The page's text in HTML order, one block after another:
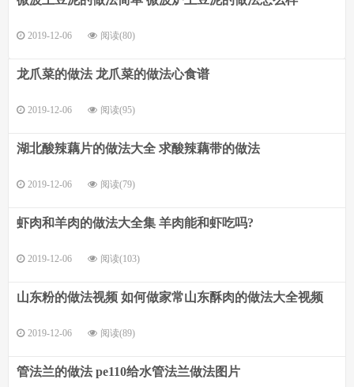
2019-12-06 阅读(80)
龙爪菜的做法 龙爪菜的做法心食谱
2019-12-06 阅读(95)
湖北酸辣藕片的做法大全 求酸辣藕带的做法
2019-12-06 阅读(79)
虾肉和羊肉的做法大全集 羊肉能和虾吃吗?
2019-12-06 阅读(103)
山东粉的做法视频 如何做家常山东酥肉的做法大全视频
2019-12-06 阅读(89)
管法兰的做法 pe110给水管法兰做法图片